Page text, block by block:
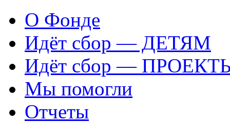
О Фонде
Идёт сбор — ДЕТЯМ
Идёт сбор —
Мы помогли
Отчеты